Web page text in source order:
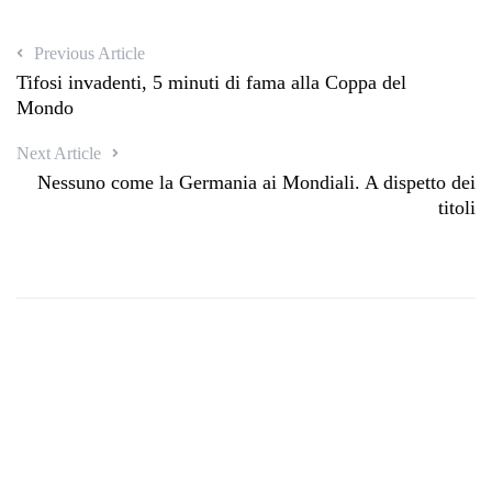
Previous Article
Tifosi invadenti, 5 minuti di fama alla Coppa del
Mondo
Next Article
Nessuno come la Germania ai Mondiali. A dispetto dei
titoli